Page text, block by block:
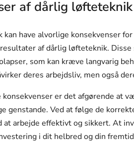
af dårlig løfteteknik
have alvorlige konsekvenser
af dårlig løfteteknik.
som kan kræve langvarig
deres arbejdsliv, men også
konsekvenser er det afgørende at
genstande. Ved at følge de
arbejde effektivt og sikkert. At
i dit helbred og din